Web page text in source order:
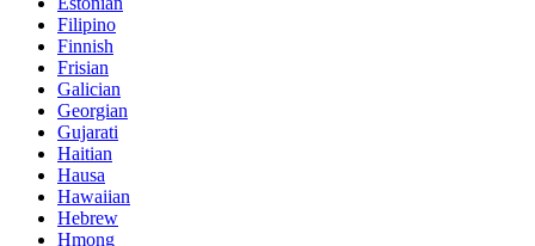
Filipino
Finnish
Frisian
Galician
Georgian
Gujarati
Haitian
Hausa
Hawaiian
Hebrew
Hmong